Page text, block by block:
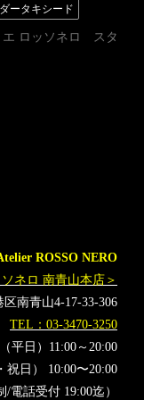
ータキシード
横山宗生
エ ロッソネロ スタ
ROSSO NERO
ネロ 南青山本店＞
南青山4-17-33-306
TEL：03-3470-3250
平日）11:00～20:00
祝日） 10:00〜20:00
/電話受付 19:00迄）